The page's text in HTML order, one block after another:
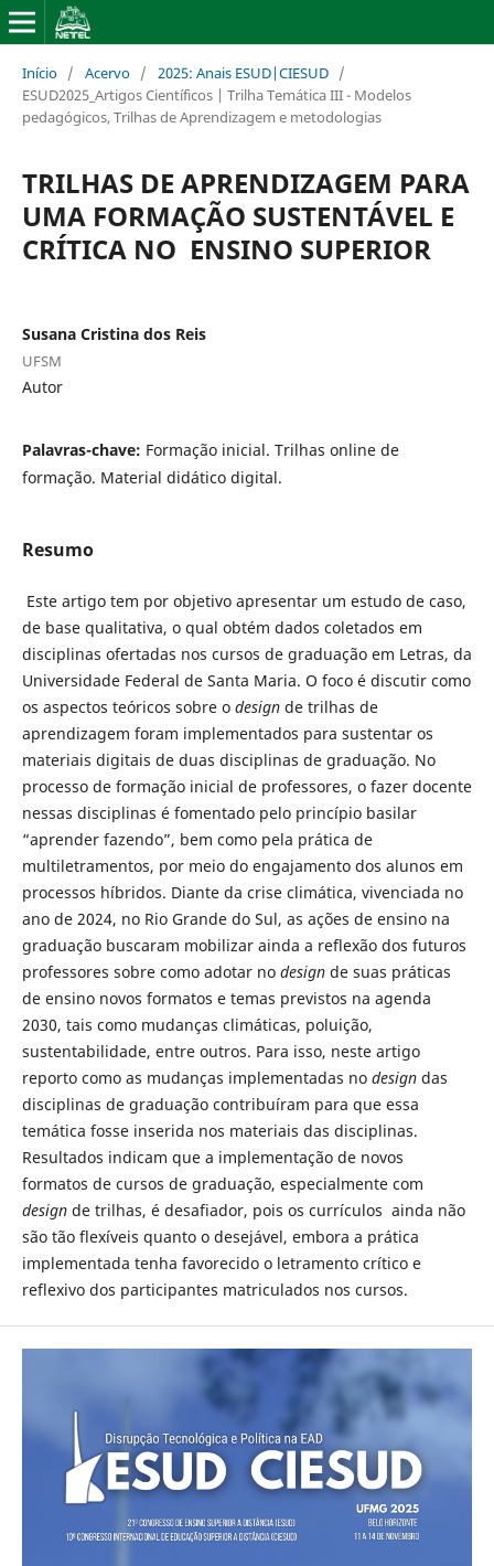
Início / Acervo / 2025: Anais ESUD|CIESUD /
ESUD2025_Artigos Científicos | Trilha Temática III - Modelos
pedagógicos, Trilhas de Aprendizagem e metodologias
TRILHAS DE APRENDIZAGEM PARA
UMA FORMAÇÃO SUSTENTÁVEL E
CRÍTICA NO ENSINO SUPERIOR
Susana Cristina dos Reis
UFSM
Autor
Palavras-chave: Formação inicial. Trilhas online de
formação. Material didático digital.
Resumo
Este artigo tem por objetivo apresentar um estudo de caso,
de base qualitativa, o qual obtém dados coletados em
disciplinas ofertadas nos cursos de graduação em Letras, da
Universidade Federal de Santa Maria. O foco é discutir como
os aspectos teóricos sobre o designde trilhas de
aprendizagem foram implementados para sustentar os
materiais digitais de duas disciplinas de graduação. No
processo de formação inicial de professores, o fazer docente
nessas disciplinas é fomentado pelo princípio basilar
“aprender fazendo”, bem como pela prática de
multiletramentos, por meio do engajamento dos alunos em
processos híbridos. Diante da crise climática, vivenciada no
ano de 2024, no Rio Grande do Sul, as ações de ensino na
graduação buscaram mobilizar ainda a reflexão dos futuros
professores sobre como adotar no designde suas práticas
de ensino novos formatos e temas previstos na agenda
2030, tais como mudanças climáticas, poluição,
sustentabilidade, entre outros. Para isso, neste artigo
reporto como as mudanças implementadas no designdas
disciplinas de graduação contribuíram para que essa
temática fosse inserida nos materiais das disciplinas.
Resultados indicam que a implementação de novos
formatos de cursos de graduação, especialmente com
designde trilhas, é desafiador, pois os currículos ainda não
são tão flexíveis quanto o desejável, embora a prática
implementada tenha favorecido o letramento crítico e
reflexivo dos participantes matriculados nos cursos.